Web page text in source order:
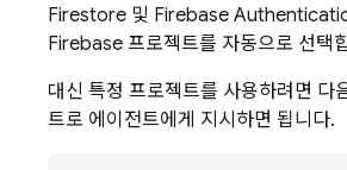
Firestore 및 Firebase
Firebase 프로젝트를 자동으로 선택
대신 특정 프로젝트를 사용하려면 다
트로 에이전트에게 지시하면 됩니다.